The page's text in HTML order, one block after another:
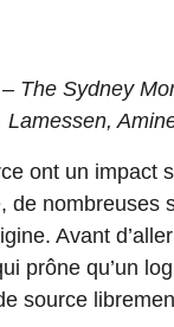
The Sydney
ont un impact
de
Avant
prône qu’un
source